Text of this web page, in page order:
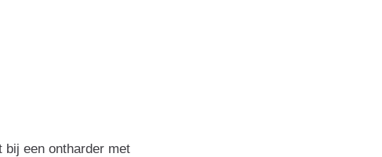
bij een ontharder met